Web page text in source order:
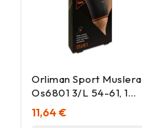
Orliman Sport Muslera
Os6801 3/L 54-61, 1
Unidad
11,64 €